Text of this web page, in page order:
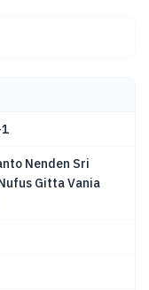
Nenden Sri
Gitta Vania